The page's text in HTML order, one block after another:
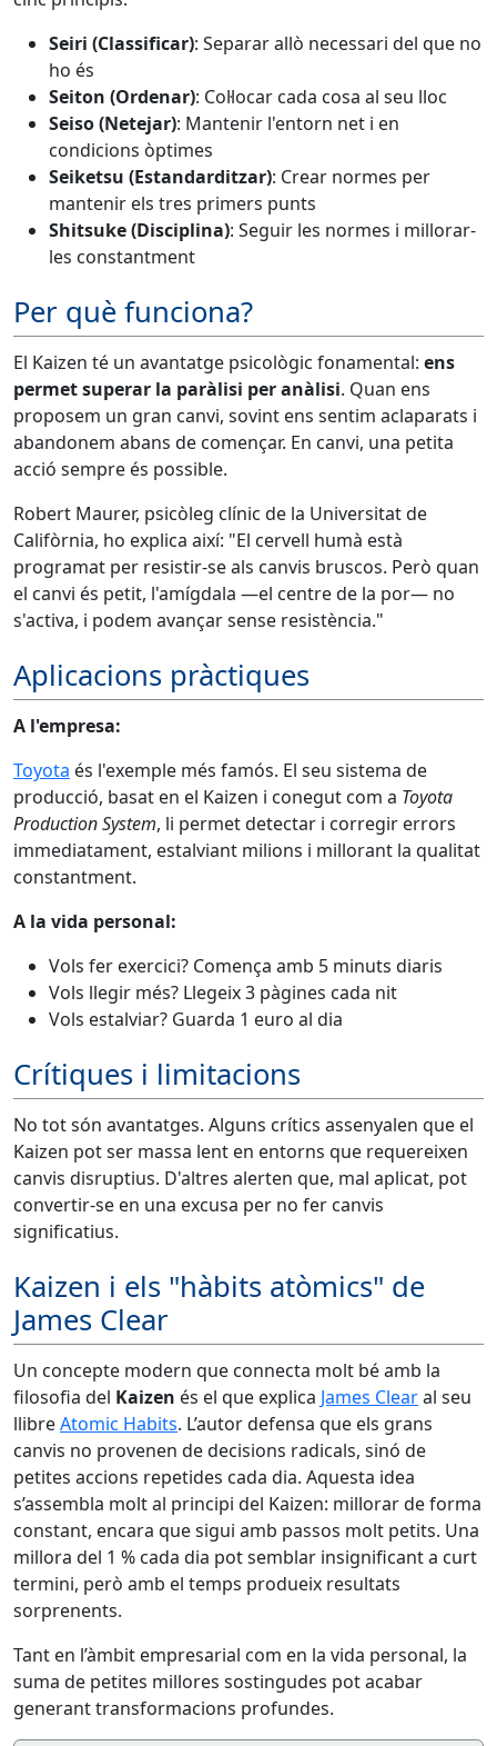
Seiri (Classificar): Separar allò necessari del que no
ho és
Seiton (Ordenar): Col·locar cada cosa al seu lloc
Seiso (Netejar): Mantenir l'entorn net i en
condicions òptimes
Seiketsu (Estandarditzar): Crear normes per
mantenir els tres primers punts
Shitsuke (Disciplina): Seguir les normes i millorar-
les constantment
Per què funciona?
El Kaizen té un avantatge psicològic fonamental: ens
permet superar la paràlisi per anàlisi. Quan ens
proposem un gran canvi, sovint ens sentim aclaparats i
abandonem abans de començar. En canvi, una petita
acció sempre és possible.
Robert Maurer, psicòleg clínic de la Universitat de
Califòrnia, ho explica així: "El cervell humà està
programat per resistir-se als canvis bruscos. Però quan
el canvi és petit, l'amígdala —el centre de la por— no
s'activa, i podem avançar sense resistència."
Aplicacions pràctiques
A l'empresa:
Toyota és l'exemple més famós. El seu sistema de
producció, basat en el Kaizen i conegut com a Toyota
Production System, li permet detectar i corregir errors
immediatament, estalviant milions i millorant la qualitat
constantment.
A la vida personal:
Vols fer exercici? Comença amb 5 minuts diaris
Vols llegir més? Llegeix 3 pàgines cada nit
Vols estalviar? Guarda 1 euro al dia
Crítiques i limitacions
No tot són avantatges. Alguns crítics assenyalen que el
Kaizen pot ser massa lent en entorns que requereixen
canvis disruptius. D'altres alerten que, mal aplicat, pot
convertir-se en una excusa per no fer canvis
significatius.
Kaizen i els "hàbits atòmics" de
James Clear
Un concepte modern que connecta molt bé amb la
filosofia del Kaizen és el que explica James Clearal seu
llibreAtomic Habits. L’autor defensa que els grans
canvis no provenen de decisions radicals, sinó de
petites accions repetides cada dia. Aquesta idea
s’assembla molt al principi del Kaizen: millorar de forma
constant, encara que sigui amb passos molt petits. Una
millora del 1 % cada dia pot semblar insignificant a curt
termini, però amb el temps produeix resultats
sorprenents.
Tant en l’àmbit empresarial com en la vida personal, la
suma de petites millores sostingudes pot acabar
generant transformacions profundes.